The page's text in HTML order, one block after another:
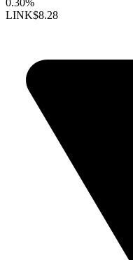
0.30%
LINK$8.28